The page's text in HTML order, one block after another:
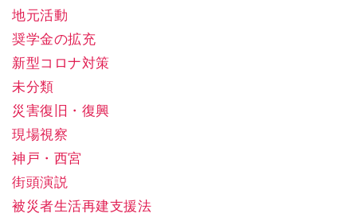
地元活動
奨学金の拡充
新型コロナ対策
未分類
災害復旧・復興
現場視察
神戸・西宮
街頭演説
被災者生活再建支援法